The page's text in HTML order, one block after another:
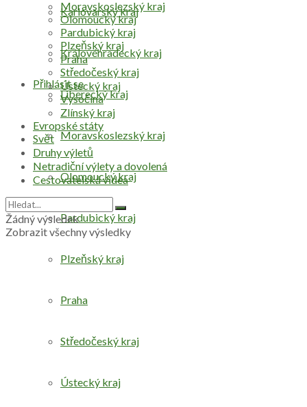
Přihlásit se
Karlovarský kraj
Královéhradecký kraj
Liberecký kraj
Moravskoslezský kraj
Olomoucký kraj
Pardubický kraj
Plzeňský kraj
Praha
Středočeský kraj
Ústecký kraj
Moravskoslezský kraj
Olomoucký kraj
Pardubický kraj
Plzeňský kraj
Praha
Středočeský kraj
Ústecký kraj
Vysočina
Zlínský kraj
Evropské státy
Svět
Druhy výletů
Netradiční výlety a dovolená
Cestovatelská videa
Žádný výsledek
Zobrazit všechny výsledky